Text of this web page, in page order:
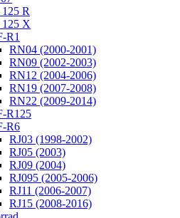
R
X
R1
RN04 (2000-2001)
RN09 (2002-2003)
RN12 (2004-2006)
RN19 (2007-2008)
RN22 (2009-2014)
R125
R6
RJ03 (1998-2002)
RJ05 (2003)
RJ09 (2004)
RJ095 (2005-2006)
RJ11 (2006-2007)
RJ15 (2008-2016)